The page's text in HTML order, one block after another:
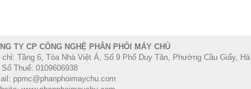
TY CP CÔNG NGHỆ PHÂN PHỐI MÁY CHỦ
Tầng 6, Tòa Nhà Việt Á, Số 9 Phố Duy Tân, Phường Cầu Giấy,
Số Thuế: 0109606938
ppmc@phanphoimaychu.com